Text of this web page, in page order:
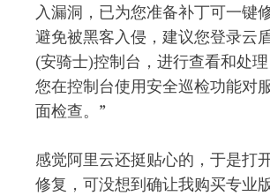
入漏洞，已为您准备补丁可一键
避免被黑客入侵，建议您登录云
(安骑士)控制台，进行查看和处
您在控制台使用安全巡检功能对
面检查。 ”
感觉阿里云还挺贴心的，于是打
修复，可没想到确让我购买专业